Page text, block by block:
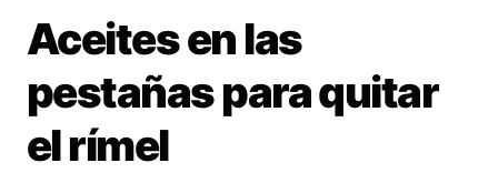
Aceites en las
pestañas para quitar
el rímel